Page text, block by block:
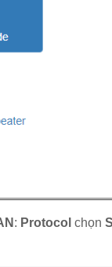
: Protocol chọn